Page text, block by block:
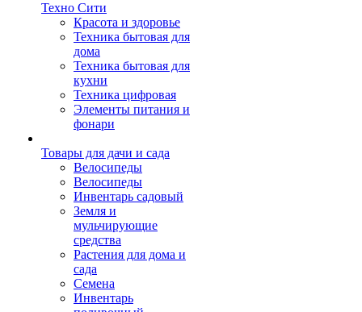
Техно Сити
Красота и здоровье
Техника бытовая для
дома
Техника бытовая для
кухни
Техника цифровая
Элементы питания и
фонари
Товары для дачи и сада
Велосипеды
Велосипеды
Инвентарь садовый
Земля и
мульчирующие
средства
Растения для дома и
сада
Семена
Инвентарь